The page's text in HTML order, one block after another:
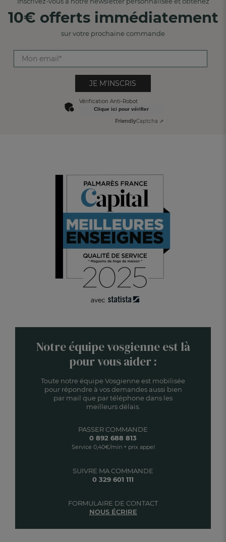
10€ offerts immédiatement
sur votre prochaine commande
JE M'INSCRIS
Vérification Anti-Robot
Clique ici pour vérifier
FriendlyCaptcha ⇗
Notre équipe vosgienne est là
pour vous aider :
Toute notre équipe Vosgienne est mobilisée
pour répondre à vos demandes aussi bien
par mail que par téléphone dans les
meilleurs délais.
SUIVRE MA COMMANDE
0 329 601 111
PASSER COMMANDE
0 892 688 813
Service 0,40€/min + prix appel
FORMULAIRE DE CONTACT
NOUS ÉCRIRE